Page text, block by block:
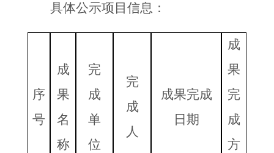
具体公示项目信息：
序
号
成
果
名
称
完
成
单
位
完
成
人
成果完成
日期
成
果
完
成
方